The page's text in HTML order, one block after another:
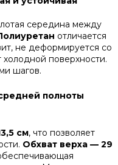
середина между
отличается
не деформируется со
поверхности.
шагов.
полноты
см, что позволяет
Обхват верха — 29